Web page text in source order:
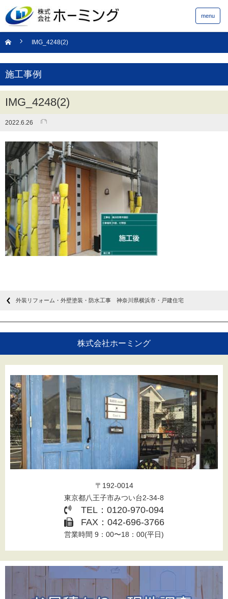
menu
IMG_4248(2)
施工事例
IMG_4248(2)
2022.6.26
外装リフォーム・外壁塗装・防水工事 神奈川県横浜市・戸建住宅
株式会社ホーミング
〒192-0014
東京都八王子市みつい台2-34-8
TEL：0120-970-094
FAX：042-696-3766
営業時間 9：00〜18：00(平日)